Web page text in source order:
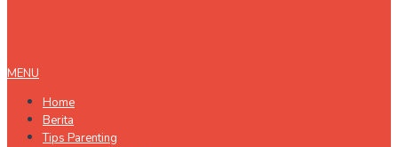
MENU
Home
Berita
Tips Parenting